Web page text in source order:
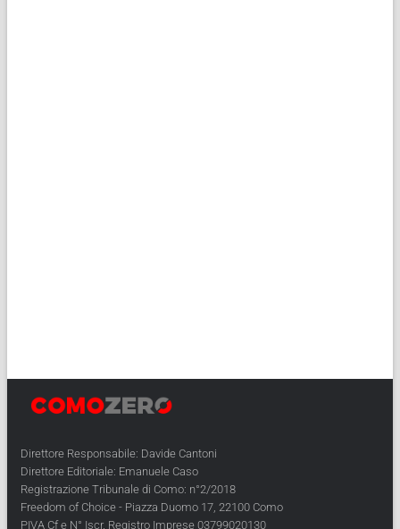
Direttore Responsabile: Davide Cantoni
Direttore Editoriale: Emanuele Caso
Registrazione Tribunale di Como: n°2/2018
Freedom of Choice - Piazza Duomo 17, 22100 Como
PIVA Cf e N° Iscr. Registro Imprese 03799020130